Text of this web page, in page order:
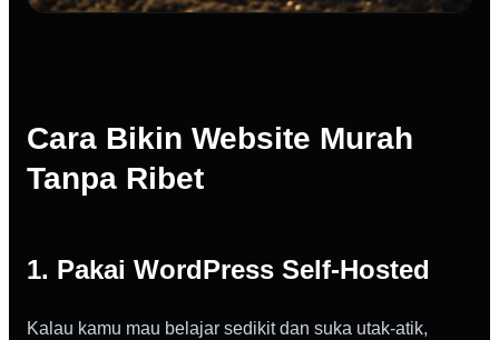
Cara Bikin Website Murah
Tanpa Ribet
1. Pakai WordPress Self-Hosted
Kalau kamu mau belajar sedikit dan suka utak-atik,